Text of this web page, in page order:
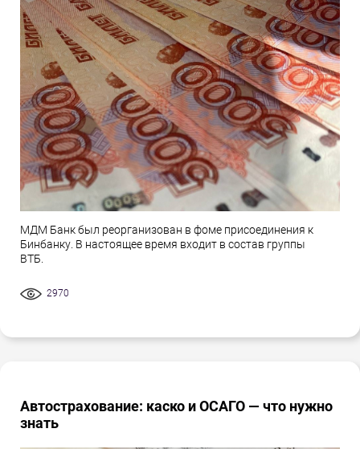
МДМ Банк был реорганизован в фоме присоединения к
Бинбанку. В настоящее время входит в состав группы
ВТБ.
2970
Автострахование: каско и ОСАГО — что нужно
знать